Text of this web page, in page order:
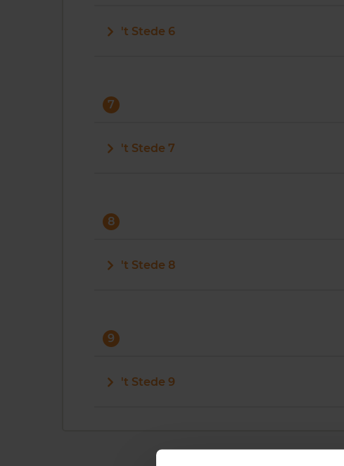
't Stede 6
7
't Stede 7
8
't Stede 8
9
't Stede 9